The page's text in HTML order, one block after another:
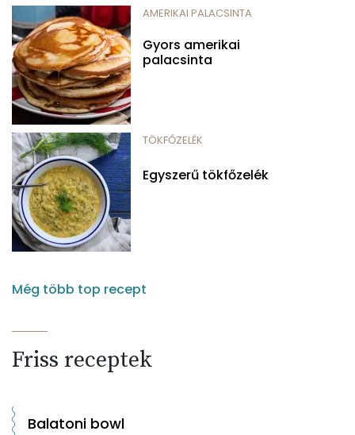
AMERIKAI PALACSINTA
Gyors amerikai
palacsinta
TÖKFŐZELÉK
Egyszerű tökfőzelék
Még több top recept
Friss receptek
Balatoni bowl